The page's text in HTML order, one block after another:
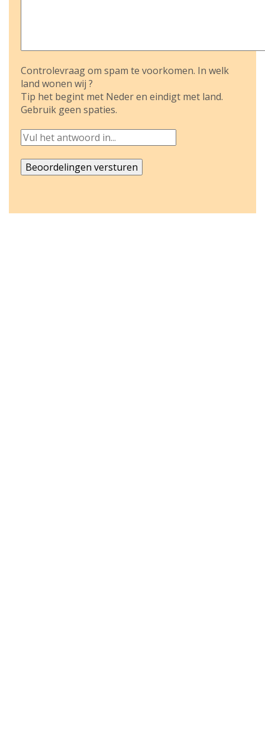
Controlevraag om spam te voorkomen. In welk
land wonen wij ?
Tip het begint met Neder en eindigt met land.
Gebruik geen spaties.